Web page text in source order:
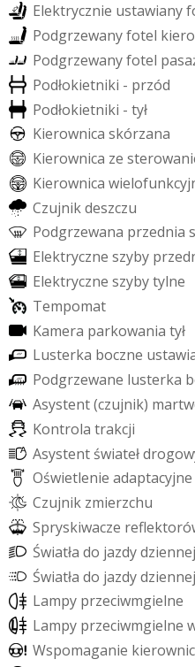
Elektrycznie ustawianyf
Podgrzewanyfotel kiero
Podgrzewanyfotel pasa
Podłokietniki - przód
Podłokietniki - tył
Kierownica skórzana
Kierownica ze sterowani
Kierownica wielofunkcyj
Czujnikdeszczu
Podgrzewana przednia s
Elektryczne szyby przed
Elektryczne szybytylne
Tempomat
Kamera parkowania tył
Lusterka boczne ustawi
Podgrzewane lusterka b
Asystent(czujnik) martw
Kontrola trakcji
Asystent światełdrogow
Oświetlenie adaptacyjne
Czujnik zmierzchu
Spryskiwacze refektoró
Światła do jazdydziennej
Światła do jazdydziennej
Lampy przeciwmgielne
Lampy przeciwmgielne
Wspomaganie kierownic